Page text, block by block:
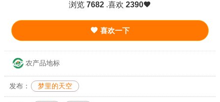
浏览 7682 .喜欢 2390
喜欢一下
农产品地标
发布： 梦里的天空